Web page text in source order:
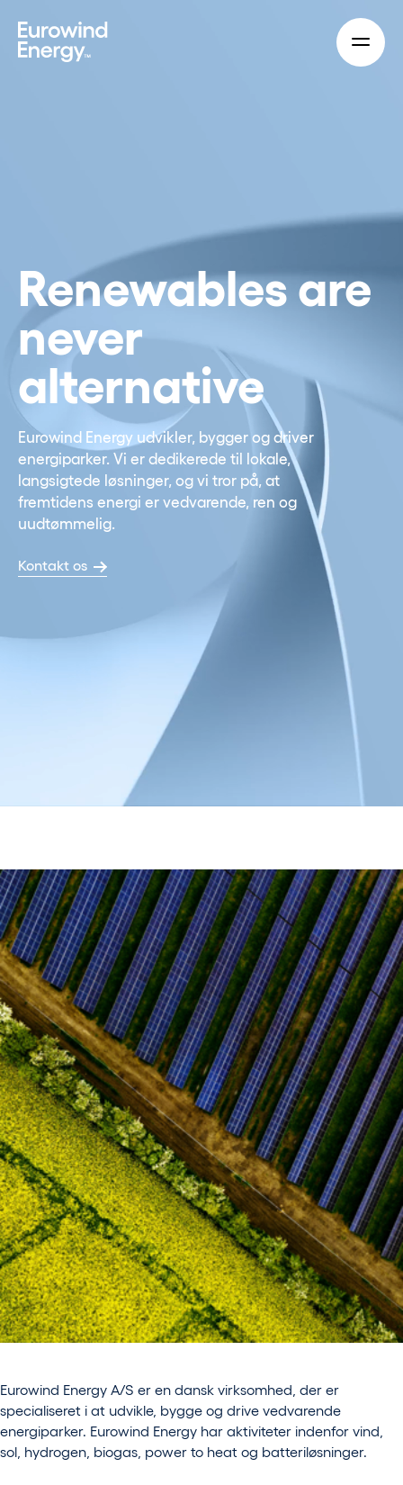
Renewables are
never
alternative
Eurowind Energy udvikler, bygger og driver
energiparker. Vi er dedikerede til lokale,
langsigtede løsninger, og vi tror på, at
fremtidens energi er vedvarende, ren og
uudtømmelig.
Kontakt os
Eurowind Energy A/S er en dansk virksomhed, der er
specialiseret i at udvikle, bygge og drive vedvarende
energiparker. Eurowind Energy har aktiviteter indenfor vind,
sol, hydrogen, biogas, power to heat og batteriløsninger.